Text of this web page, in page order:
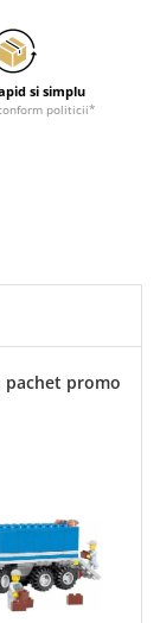
si simplu
politicii*
pachet promo